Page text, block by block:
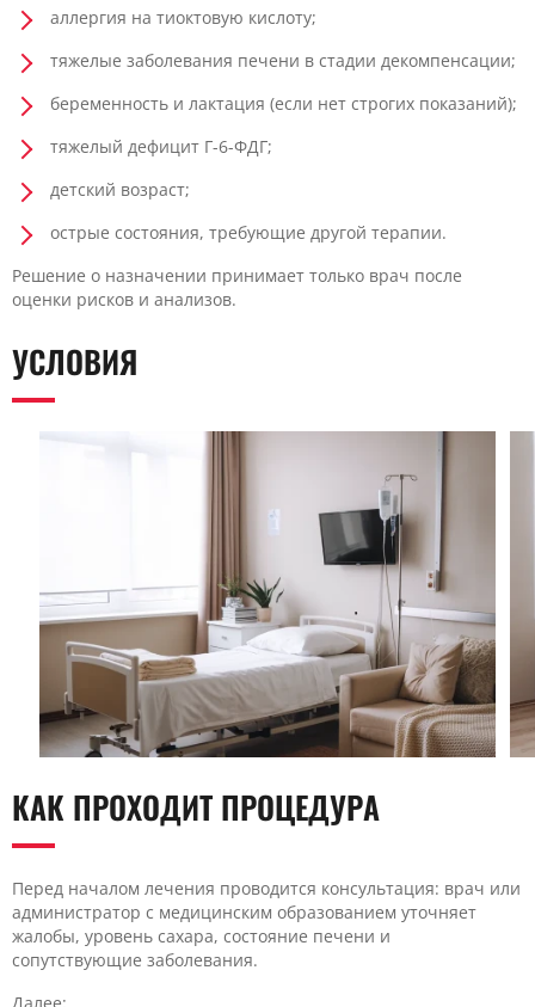
аллергия на тиоктовую кислоту;
тяжелые заболевания печени в стадии декомпенсации;
беременность и лактация (если нет строгих показаний);
тяжелый дефицит Г-6-ФДГ;
детский возраст;
острые состояния, требующие другой терапии.
Решение о назначении принимает только врач после
оценки рисков и анализов.
УСЛОВИЯ
КАК ПРОХОДИТ ПРОЦЕДУРА
Перед началом лечения проводится консультация: врач или
администратор с медицинским образованием уточняет
жалобы, уровень сахара, состояние печени и
сопутствующие заболевания.